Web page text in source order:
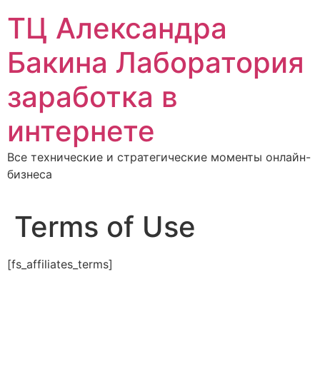
содержимому
ТЦ Александра
Бакина Лаборатория
заработка в
интернете
Все технические и стратегические моменты онлайн-
бизнеса
Terms of Use
[fs_affiliates_terms]